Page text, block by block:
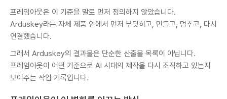
프레임아웃은 이 기준을 말로 먼저 정의하지 않았습니다.
Arduskey라는 자체 제품 안에서 먼저 부딪히고, 만들고, 멈추고, 다시
연결했습니다.
그래서 Arduskey의 결과물은 단순한 산출물 목록이 아닙니다.
프레임아웃이 어떤 기준으로 AI 시대의 제작을 다시 조직하고 있는지
보여주는 작업 기록입니다.